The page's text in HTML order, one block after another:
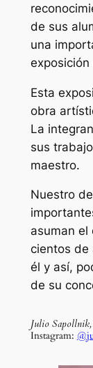
de sus
una
Esta
obra
La
sus
maestro.
Nuestro
asuman el
cientos de
él y así,
de su
Julio
Instagram: